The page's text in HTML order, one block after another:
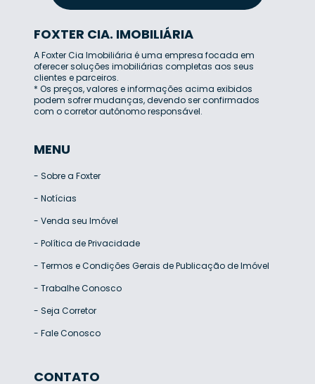
FOXTER CIA. IMOBILIÁRIA
A Foxter Cia Imobiliária é uma empresa focada em
oferecer soluções imobiliárias completas aos seus
clientes e parceiros.
* Os preços, valores e informações acima exibidos
podem sofrer mudanças, devendo ser confirmados
com o corretor autônomo responsável.
MENU
- Sobre a Foxter
- Notícias
- Venda seu Imóvel
- Política de Privacidade
- Termos e Condições Gerais de Publicação de Imóvel
- Trabalhe Conosco
- Seja Corretor
- Fale Conosco
CONTATO